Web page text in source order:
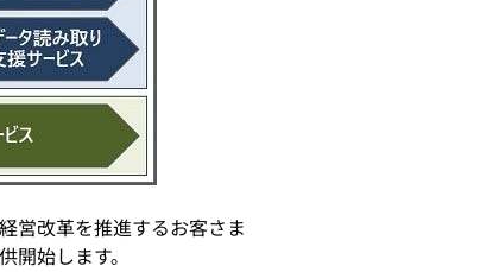
営改革を推進するお客さま
始します。